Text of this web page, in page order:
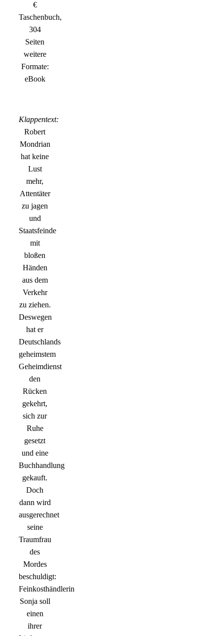
€
Taschenbuch,
304
Seiten
weitere
Formate:
eBook
Klappentext:
Robert
Mondrian
hat keine
Lust
mehr,
Attentäter
zu jagen
und
Staatsfeinde
mit
bloßen
Händen
aus dem
Verkehr
zu ziehen.
Deswegen
hat er
Deutschlands
geheimstem
Geheimdienst
den
Rücken
gekehrt,
sich zur
Ruhe
gesetzt
und eine
Buchhandlung
gekauft.
Doch
dann wird
ausgerechnet
seine
Traumfrau
des
Mordes
beschuldigt:
Feinkosthändlerin
Sonja soll
einen
ihrer